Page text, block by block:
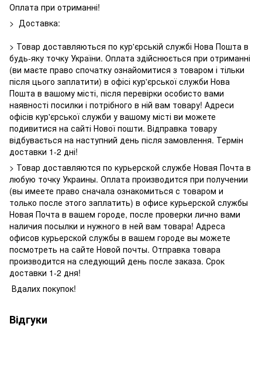
Оплата при отриманні!
> Доставка:
> Товар доставляються по кур'єрській службі Нова Пошта в
будь-яку точку України. Оплата здійснюється при отриманні
(ви маєте право спочатку ознайомитися з товаром і тільки
після цього заплатити) в офісі кур'єрської служби Нова
Пошта в вашому місті, після перевірки особисто вами
наявності посилки і потрібного в ній вам товару! Адреси
офісів кур'єрської служби у вашому місті ви можете
подивитися на сайті Нової пошти. Відправка товару
відбувається на наступний день після замовлення. Термін
доставки 1-2 дні!
> Товар доставляются по курьерской службе Новая Почта в
любую точку Украины. Оплата производится при получении
(вы имеете право сначала ознакомиться с товаром и
только после этого заплатить) в офисе курьерской службы
Новая Почта в вашем городе, после проверки лично вами
наличия посылки и нужного в ней вам товара! Адреса
офисов курьерской службы в вашем городе вы можете
посмотреть на сайте Новой почты. Отправка товара
производится на следующий день после заказа. Срок
доставки 1-2 дня!
Вдалих покупок!
Відгуки